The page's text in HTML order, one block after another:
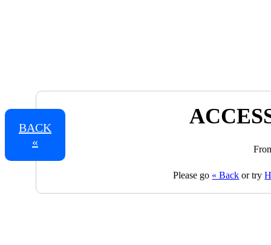
BACK
«
Please go « Back or try